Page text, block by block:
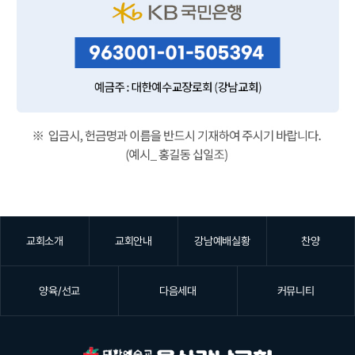
교회소개 교회안내 강남예배실황 찬양
양육/선교 다음세대 커뮤니티